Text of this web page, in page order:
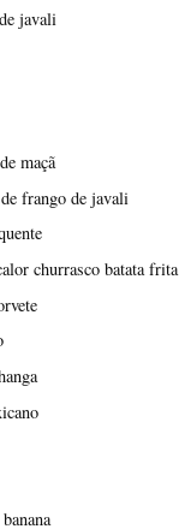
javali
maçã
frango de javali
churrasco batata frita